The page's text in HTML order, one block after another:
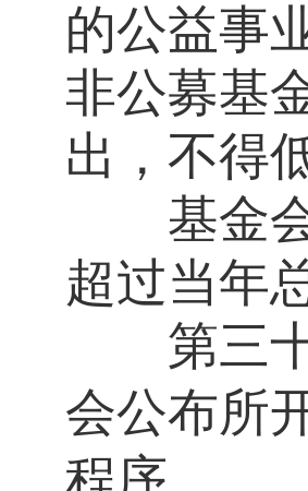
的公益事
非公募基
出，不得
基金会
超过当年
第三
会公布所
程序。